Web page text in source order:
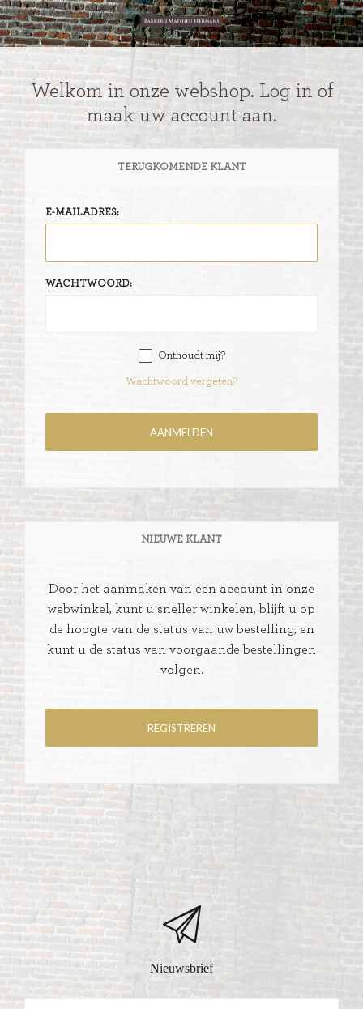
Welkom in onze webshop. Log in of
maak uw account aan.
TERUGKOMENDE KLANT
E-MAILADRES:
WACHTWOORD:
Onthoudt mij?
Wachtwoord vergeten?
NIEUWE KLANT
Door het aanmaken van een account in onze
webwinkel, kunt u sneller winkelen, blijft u op
de hoogte van de status van uw bestelling, en
kunt u de status van voorgaande bestellingen
volgen.
Nieuwsbrief